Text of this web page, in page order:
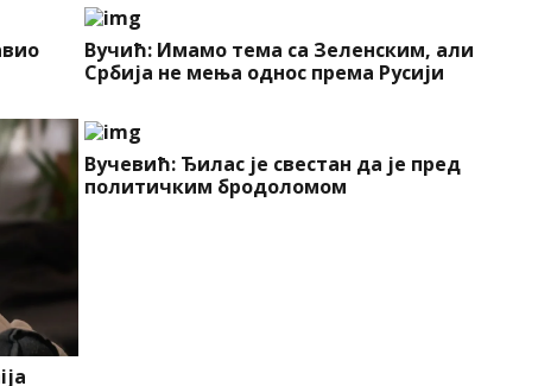
Вучић: Имамо тема са Зеленским, али
Србија не мења однос према Русији
Вучевић: Ђилас је свестан да је пред
политичким бродоломом